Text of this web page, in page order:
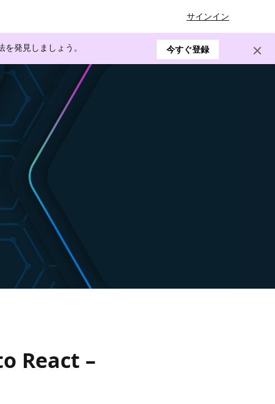
サインイン
発見しましょう。 今すぐ登録
React –